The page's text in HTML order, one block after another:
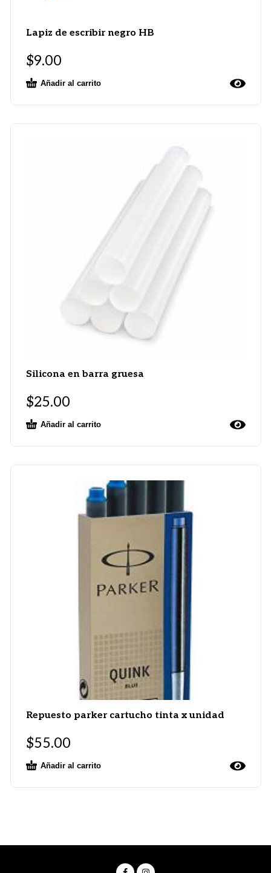
Lapiz de escribir negro HB
$9.00
Añadir al carrito
Silicona en barra gruesa
$25.00
Añadir al carrito
Repuesto parker cartucho tinta x unidad
$55.00
Añadir al carrito